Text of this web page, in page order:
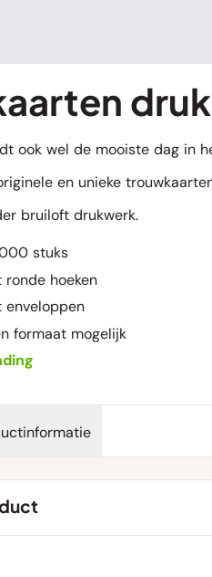
ook wel de mooiste dag in
en unieke
bruiloft drukwerk.
stuks
hoeken
enveloppen
formaat mogelijk